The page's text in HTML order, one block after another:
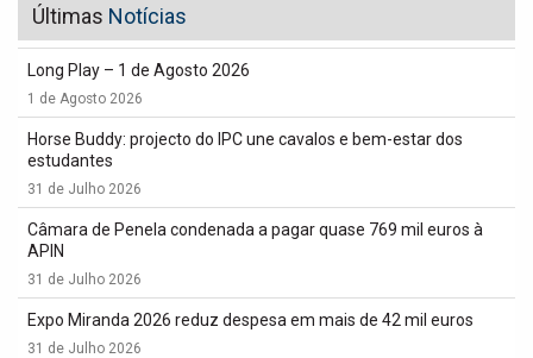
Últimas Notícias
Long Play – 1 de Agosto 2026
1 de Agosto 2026
Horse Buddy: projecto do IPC une cavalos e bem-estar dos
estudantes
31 de Julho 2026
Câmara de Penela condenada a pagar quase 769 mil euros à
APIN
31 de Julho 2026
Expo Miranda 2026 reduz despesa em mais de 42 mil euros
31 de Julho 2026